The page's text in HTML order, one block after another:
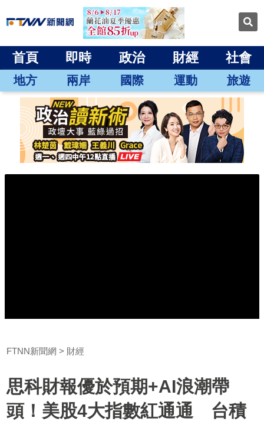
首頁 即時 政治 財經 社會
地方 兩岸 國際 運動 旅遊
FTNN新聞網 財經
思科財報優於預期+AI浪潮帶
頭！美股4大指數紅通通 台積